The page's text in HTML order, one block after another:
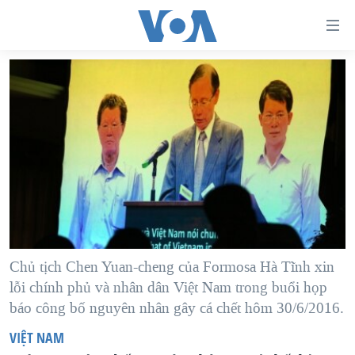
truy
điều
hướng
chính
Đi
TRANG CHỦ
VIỆT NAM
BIỂN ĐÔNG
THẾ GIỚI
DIỄN ĐÀN
MỤC
TỰ DO BÁO CHÍ
VẠCH TRẦN TIN GIẢ
CHUYÊN ĐỀ
CHIẾN TRANH THƯƠNG MẠI CỦA MỸ: QUÁ KHỨ VÀ HIỆN
HỌC TIẾNG ANH
Chủ tịch Chen Yuan-cheng của Formosa Hà Tĩnh xin
lỗi chính phủ và nhân dân Việt Nam trong buổi họp
báo công bố nguyên nhân gây cá chết hôm 30/6/2016.
VIỆT NAM